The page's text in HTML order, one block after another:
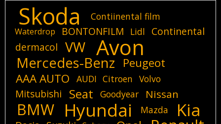
Skoda Contiinental film
Waterdrop BONTONFILM Lidl
Continental
dermacol
VW Avon
Mercedes-Benz
Peugeot
AAA AUTO
AUDI Citroen Volvo
Mitsubishi Seat Goodyear Nissan
BMW Hyundai Mazda Kia